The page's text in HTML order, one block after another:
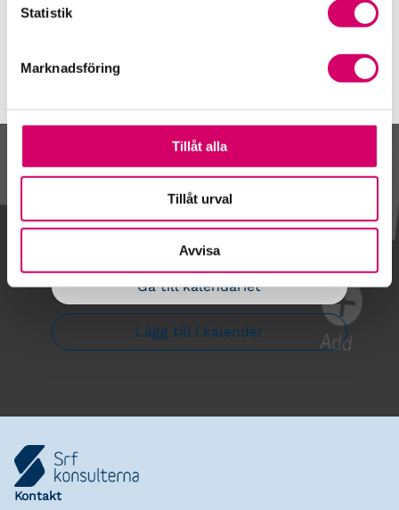
Statistik
Marknadsföring
Tillåt alla
Tillåt urval
Avvisa
Kalendarium
Gå till kalendariet
Lägg till i kalender
Kontakt